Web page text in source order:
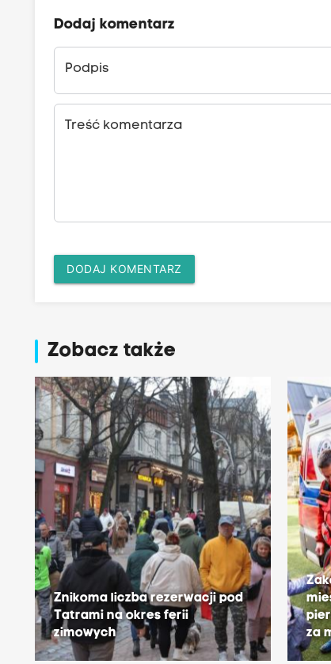
Dodaj komentarz
Podpis
Treść komentarza
DODAJ KOMENTARZ
Zobacz także
Znikoma liczba rezerwacji pod
Tatrami na okres ferii
zimowych
za